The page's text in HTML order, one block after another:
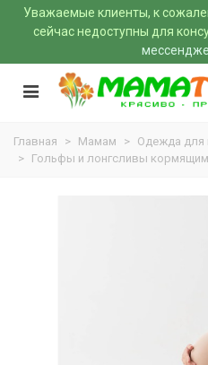
Уважаемые клиенты, к
сейчас недоступны для
Главная > Мамам > Одежда для
> Гольфы и лонгсливы кормящим